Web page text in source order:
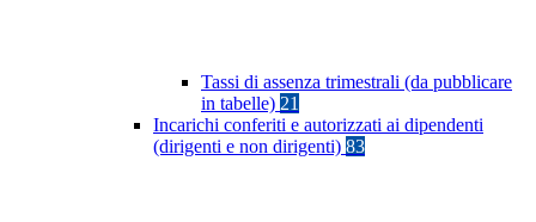
Tassi di assenza trimestrali (da pubblicare
in tabelle) 21
Incarichi conferiti e autorizzati ai dipendenti
(dirigenti e non dirigenti) 83